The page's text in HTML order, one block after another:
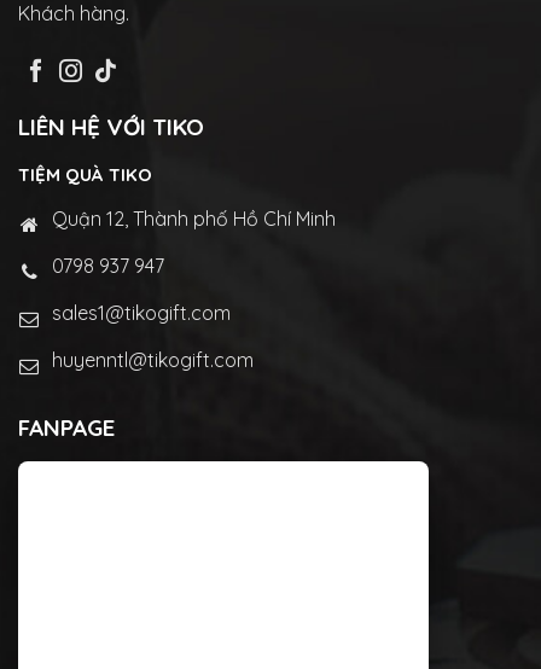
Khách hàng.
LIÊN HỆ VỚI TIKO
TIỆM QUÀ TIKO
Quận 12, Thành phố Hồ Chí Minh
0798 937 947
sales1@tikogift.com
huyenntl@tikogift.com
FANPAGE